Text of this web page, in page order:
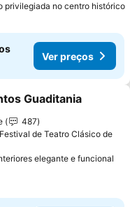
privilegiada no centro histórico
Ver preços
aos favoritos
Guaditania
487
de Teatro Clásico de
elegante e funcional